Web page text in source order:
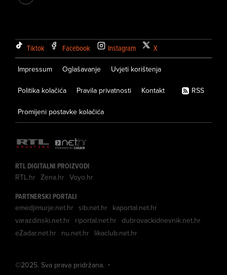
Tiktok Facebook Instagram X
Impressum Oglašavanje Uvjeti korištenja
Politika kolačića Pravila privatnosti Kontakt
Promijeni postavke kolačića
RSS
RTL DIGITALNI PROIZVODI
RTL.hr Zena.hr Voyo.hr
PARTNERSKI PORTALI
emedjimurje.net.hr sib.net.hr kaportal.net.hr
varazdinski.net.hr riportal.net.hr dubrovackidnevnik.net.hr
eZadar.net.hr nu.net.hr likaclub.net.hr
©2025. Sva prava pridržana.